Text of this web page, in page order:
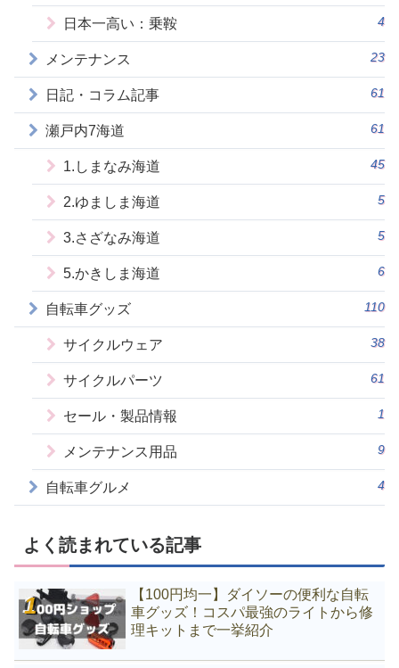
日本一高い：乗鞍 4
メンテナンス 23
日記・コラム記事 61
瀬戸内7海道 61
1.しまなみ海道 45
2.ゆましま海道 5
3.さざなみ海道 5
5.かきしま海道 6
自転車グッズ 110
サイクルウェア 38
サイクルパーツ 61
セール・製品情報 1
メンテナンス用品 9
自転車グルメ 4
よく読まれている記事
【100円均一】ダイソーの便利な自転
車グッズ！コスパ最強のライトから修
理キットまで一挙紹介